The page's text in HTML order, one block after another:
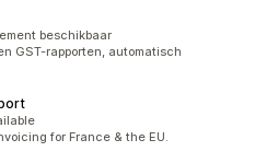
beschikbaar
GST-rapporten, automatisch
for France & the EU.